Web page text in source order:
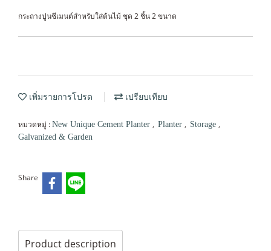
กระถางปูนซีเมนต์สำหรับใส่ต้นไม้ ชุด 2 ชิ้น 2 ขนาด
เพิ่มรายการโปรด เปรียบเทียบ
หมวดหมู่ : New Unique Cement Planter , Planter , Storage ,
Galvanized & Garden
Share
Product description